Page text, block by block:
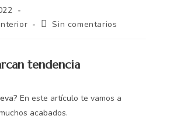
Sin comentarios
tendencia
En este artículo te vamos a
acabados.